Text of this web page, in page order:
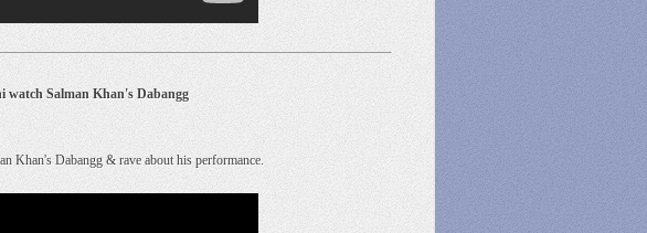
Salman Khan's Dabangg
Khan's Dabangg & rave about his performance.